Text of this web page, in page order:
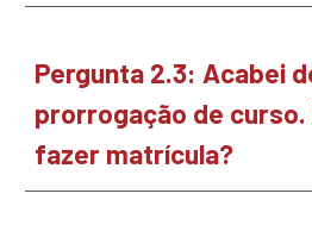
Pergunta 2.3: Acabei
prorrogação de curso.
fazer matrícula?